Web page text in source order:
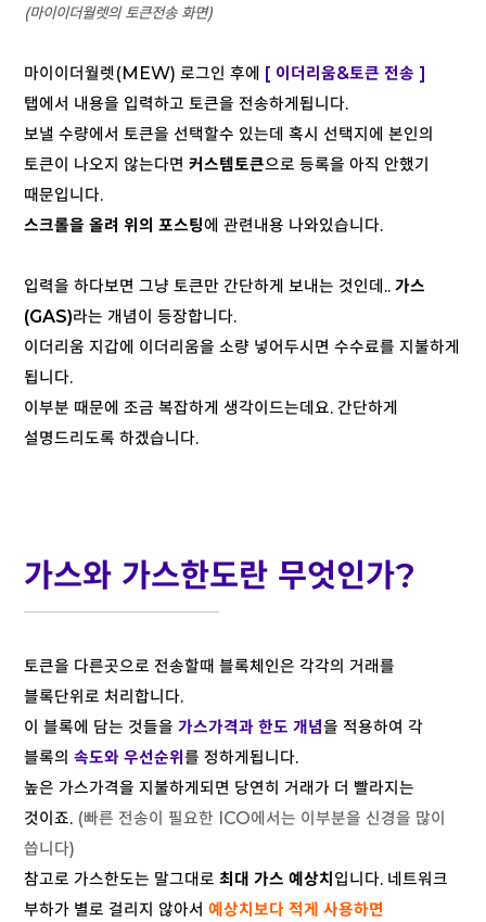
(마이이더월렛의 토큰전송 화면)
마이이더월렛(MEW) 로그인 후에
[ 이더리움&토큰 전송 ]
탭에서 내용을 입력하고 토큰을 전송하게됩니다.
보낼 수량에서 토큰을 선택할수 있는데 혹시 선택지에 본인의
토큰이 나오지 않는다면 커스템토큰으로 등록을 아직 안했기
때문입니다.
스크롤을 올려 위의 포스팅에 관련내용 나와있습니다.
입력을 하다보면 그냥 토큰만 간단하게 보내는 것인데.. 가스
(GAS)라는 개념이 등장합니다.
이더리움 지갑에 이더리움을 소량 넣어두시면 수수료를 지불하게
됩니다.
이부분 때문에 조금 복잡하게 생각이드는데요. 간단하게
설명드리도록 하겠습니다.
가스와 가스한도란 무엇인가?
토큰을 다른곳으로 전송할때 블록체인은 각각의 거래를
블록단위로 처리합니다.
이 블록에 담는 것들을 가스가격과 한도 개념을 적용하여 각
블록의 속도와 우선순위 를 정하게됩니다.
높은 가스가격을 지불하게되면 당연히 거래가 더 빨라지는
것이죠. (빠른 전송이 필요한 ICO에서는 이부분을 신경을 많이
씁니다)
참고로 가스한도는 말그대로 최대 가스 예상치 입니다. 네트워크
부하가 별로 걸리지 않아서 예상치보다 적게 사용하면